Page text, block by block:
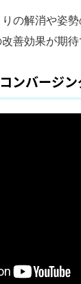
の解消や姿
善効果が期待
ンバージ